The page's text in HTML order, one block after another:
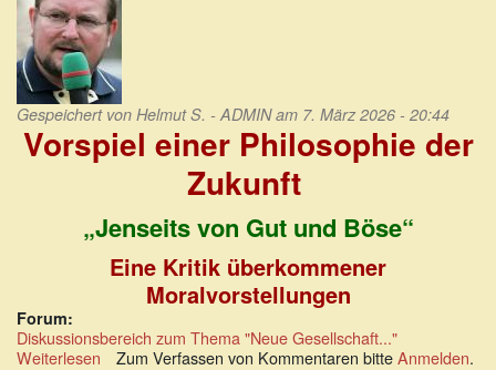
Gespeichert von Helmut S. - ADMINam 7. März 2026 - 20:44
Vorspiel einer Philosophie der
Zukunft
„Jenseits von Gut und Böse“
Eine Kritik überkommener
Moralvorstellungen
Forum:
Diskussionsbereich zum Thema "Neue Gesellschaft..."
Weiterlesen über
Zum Verfassen von Kommentaren bitteAnmelden.